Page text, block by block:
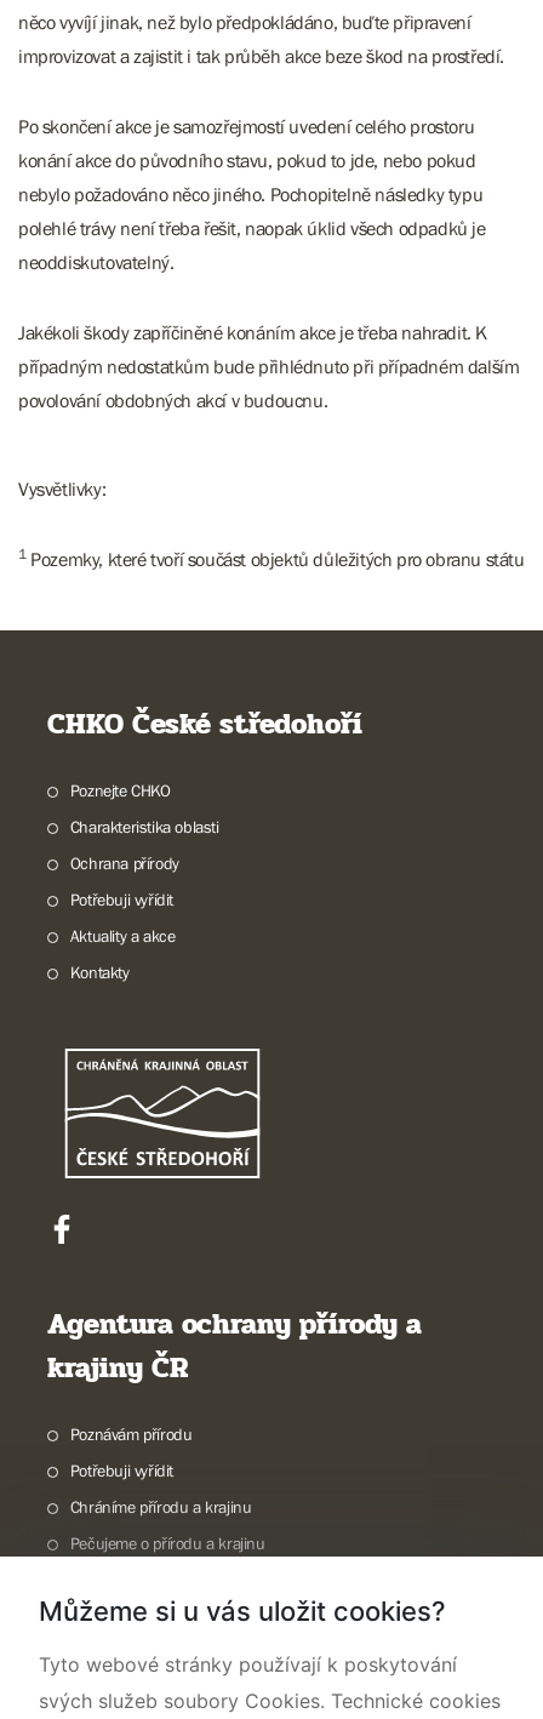
něco vyvíjí jinak, než bylo předpokládáno, buďte připravení
improvizovat a zajistit i tak průběh akce beze škod na prostředí.
Po skončení akce je samozřejmostí uvedení celého prostoru
konání akce do původního stavu, pokud to jde, nebo pokud
nebylo požadováno něco jiného. Pochopitelně následky typu
polehlé trávy není třeba řešit, naopak úklid všech odpadků je
neoddiskutovatelný.
Jakékoli škody zapříčiněné konáním akce je třeba nahradit. K
případným nedostatkům bude přihlédnuto při případném dalším
povolování obdobných akcí v budoucnu.
Vysvětlivky:
1Pozemky, které tvoří součást objektů důležitých pro obranu státu
CHKO České středohoří
Poznejte CHKO
Charakteristika oblasti
Ochrana přírody
Potřebuji vyřídit
Aktuality a akce
Kontakty
Agentura ochrany přírody a
krajiny ČR
Poznávám přírodu
Potřebuji vyřídit
Chráníme přírodu a krajinu
Pečujeme o přírodu a krajinu
O nás
Můžeme si u vás uložit cookies?
Tyto webové stránky používají k poskytování
svých služeb soubory Cookies. Technické cookies